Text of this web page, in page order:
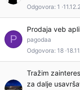
Odgovora 1
P
Prodaja veb
pagodaa
Odgovora 18
Tražim
za dalje